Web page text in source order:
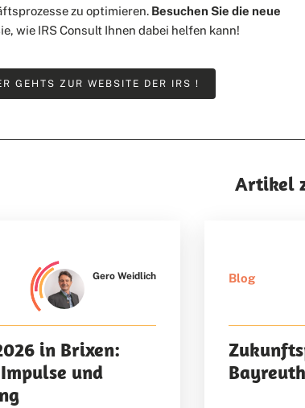
zu optimieren. Besuchen Sie die neue
wie IRS Consult Ihnen dabei helfen kann!
GEHTS ZUR WEBSITE DER IRS !
Artikel
Gero Weidlich
in Brixen:
und
Blog
Bayreuth